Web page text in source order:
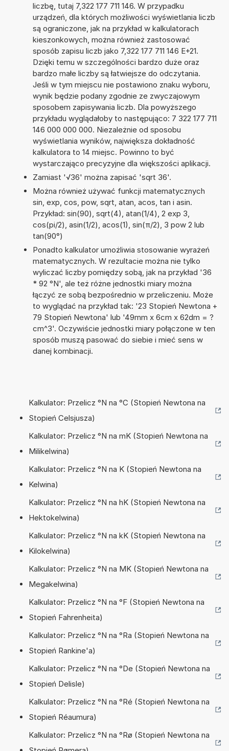
liczbę, tutaj 7,322 177 711 146. W przypadku
urządzeń, dla których możliwości wyświetlania liczb
są ograniczone, jak na przykład w kalkulatorach
kieszonkowych, można również zastosować
sposób zapisu liczb jako 7,322 177 711 146 E+21.
Dzięki temu w szczególności bardzo duże oraz
bardzo małe liczby są łatwiejsze do odczytania.
Jeśli w tym miejscu nie postawiono znaku wyboru,
wynik będzie podany zgodnie ze zwyczajowym
sposobem zapisywania liczb. Dla powyższego
przykładu wyglądałoby to następująco: 7 322 177 711
146 000 000 000. Niezależnie od sposobu
wyświetlania wyników, największa dokładność
kalkulatora to 14 miejsc. Powinno to być
wystarczająco precyzyjne dla większości aplikacji.
Zamiast '√36' można zapisać 'sqrt 36'.
Można również używać funkcji matematycznych
sin, exp, cos, pow, sqrt, atan, acos, tan i asin.
Przykład: sin(90), sqrt(4), atan(1/4), 2 exp 3,
cos(pi/2), asin(1/2), acos(1), sin(π/2), 3 pow 2 lub
tan(90°)
Ponadto kalkulator umożliwia stosowanie wyrażeń
matematycznych. W rezultacie można nie tylko
wyliczać liczby pomiędzy sobą, jak na przykład '36
* 92 °N', ale też różne jednostki miary można
łączyć ze sobą bezpośrednio w przeliczeniu. Może
to wyglądać na przykład tak: '23 Stopień Newtona +
79 Stopień Newtona' lub '49mm x 6cm x 62dm = ?
cm^3'. Oczywiście jednostki miary połączone w ten
sposób muszą pasować do siebie i mieć sens w
danej kombinacji.
Kalkulator: Przelicz °N na °C (Stopień Newtona na
Stopień Celsjusza)
Kalkulator: Przelicz °N na mK (Stopień Newtona na
Milikelwina)
Kalkulator: Przelicz °N na K (Stopień Newtona na
Kelwina)
Kalkulator: Przelicz °N na hK (Stopień Newtona na
Hektokelwina)
Kalkulator: Przelicz °N na kK (Stopień Newtona na
Kilokelwina)
Kalkulator: Przelicz °N na MK (Stopień Newtona na
Megakelwina)
Kalkulator: Przelicz °N na °F (Stopień Newtona na
Stopień Fahrenheita)
Kalkulator: Przelicz °N na °Ra (Stopień Newtona na
Stopień Rankine'a)
Kalkulator: Przelicz °N na °De (Stopień Newtona na
Stopień Delisle)
Kalkulator: Przelicz °N na °Ré (Stopień Newtona na
Stopień Réaumura)
Kalkulator: Przelicz °N na °Rø (Stopień Newtona na